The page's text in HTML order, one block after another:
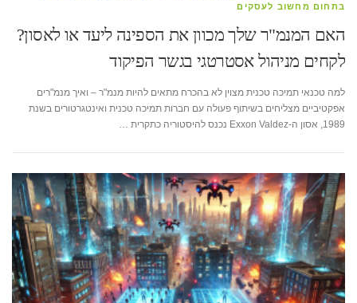
בתחום מחשוב לעסקים
האם המנמ"ר שלך מכוון את הספינה ליעד או לאסון?
לקחים מניהול אסטרטגי בגשר הפיקוד
למה טכנאי תמיכה טכנית מצוין לא בהכרח מתאים להיות מנמ"ר – ואיך מנמ"רים
אפקטיביים מצליחים בשיתוף פעולה עם חברות תמיכה טכנית ואינטגרטורים בשנת
1989, אסון ה-Exxon Valdez נכנס להיסטוריה כתקרית …